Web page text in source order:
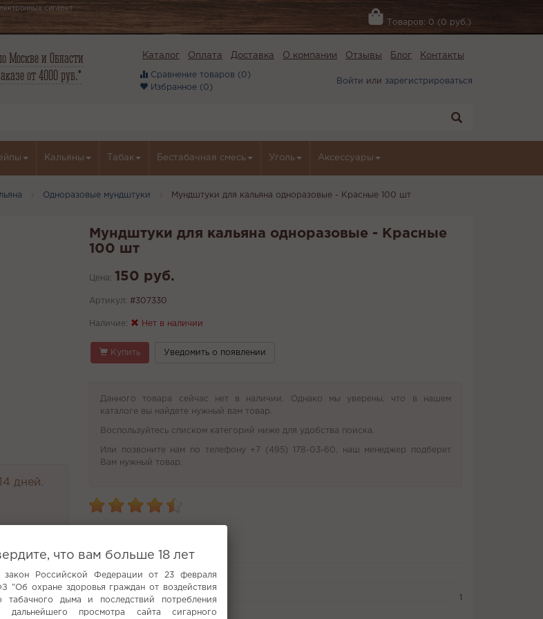
сигарет
Товаров: 0 (0 руб.)
Москве и Области
от 4000 руб.*
Каталог Оплата Доставка О компании Отзывы Блог Контакты
Сравнение товаров (0)
Избранное (0)
Войти или зарегистрироваться
Кальяны Табак Бестабачная смесь Уголь Аксессуары
Одноразовые мундштуки Мундштуки для кальяна одноразовые - Красные 100 шт
дней.
Мундштуки для кальяна одноразовые - Красные
100 шт
Цена: 150 руб.
Артикул: #307330
Наличие: Нет в наличии
Купить Уведомить о появлении
Данного товара сейчас нет в наличии. Однако мы уверены, что в нашем
каталоге вы найдете нужный вам товар.
Воспользуйтесь списком категорий ниже для удобства поиска.
Или позвоните нам по телефону +7 (495) 178-03-60, наш менеджер подберет
Вам нужный товар.
Анализ неснижайка ошиша
Новинка
Распродажа Жулебино
Все характеристики
что вам больше 18 лет
закон Российской Федерации от 23 февраля
"Об охране здоровья граждан от воздействия
табачного дыма и последствий потребления
дальнейшего просмотра сайта сигарного